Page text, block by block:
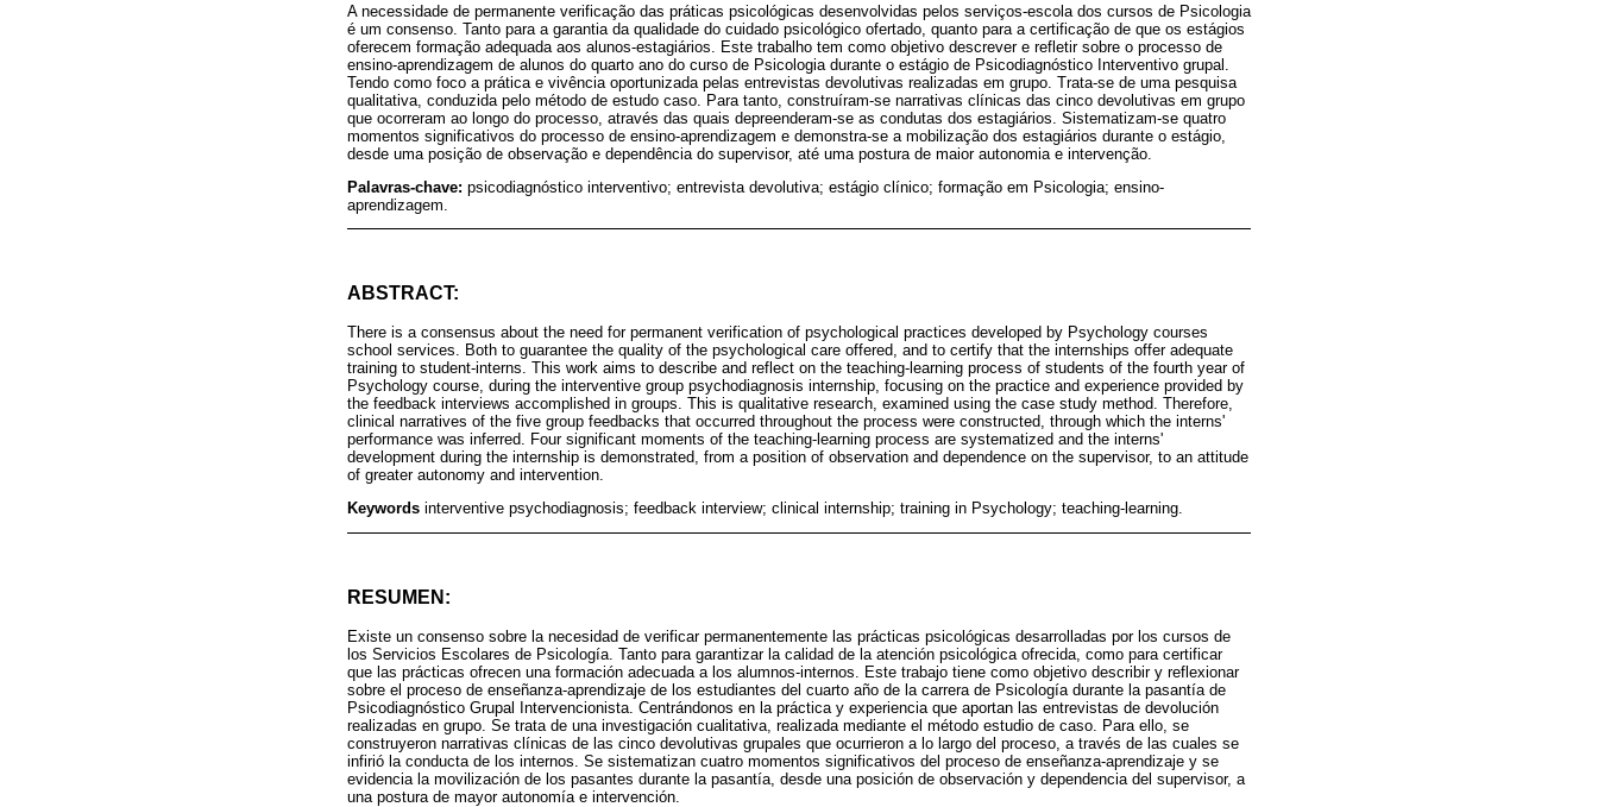
A necessidade de permanente verificação das práticas psicológicas desenvolvidas pelos serviços-escola dos cursos de Psicologia
é um consenso. Tanto para a garantia da qualidade do cuidado psicológico ofertado, quanto para a certificação de que os estágios
oferecem formação adequada aos alunos-estagiários. Este trabalho tem como objetivo descrever e refletir sobre o processo de
ensino-aprendizagem de alunos do quarto ano do curso de Psicologia durante o estágio de Psicodiagnóstico Interventivo grupal.
Tendo como foco a prática e vivência oportunizada pelas entrevistas devolutivas realizadas em grupo. Trata-se de uma pesquisa
qualitativa, conduzida pelo método de estudo caso. Para tanto, construíram-se narrativas clínicas das cinco devolutivas em grupo
que ocorreram ao longo do processo, através das quais depreenderam-se as condutas dos estagiários. Sistematizam-se quatro
momentos significativos do processo de ensino-aprendizagem e demonstra-se a mobilização dos estagiários durante o estágio,
desde uma posição de observação e dependência do supervisor, até uma postura de maior autonomia e intervenção.
Palavras-chave: psicodiagnóstico interventivo; entrevista devolutiva; estágio clínico; formação em Psicologia; ensino-
aprendizagem.
ABSTRACT:
There is a consensus about the need for permanent verification of psychological practices developed by Psychology courses
school services. Both to guarantee the quality of the psychological care offered, and to certify that the internships offer adequate
training to student-interns. This work aims to describe and reflect on the teaching-learning process of students of the fourth year of
Psychology course, during the interventive group psychodiagnosis internship, focusing on the practice and experience provided by
the feedback interviews accomplished in groups. This is qualitative research, examined using the case study method. Therefore,
clinical narratives of the five group feedbacks that occurred throughout the process were constructed, through which the interns'
performance was inferred. Four significant moments of the teaching-learning process are systematized and the interns'
development during the internship is demonstrated, from a position of observation and dependence on the supervisor, to an attitude
of greater autonomy and intervention.
Keywords interventive psychodiagnosis; feedback interview; clinical internship; training in Psychology; teaching-learning.
RESUMEN:
Existe un consenso sobre la necesidad de verificar permanentemente las prácticas psicológicas desarrolladas por los cursos de
los Servicios Escolares de Psicología. Tanto para garantizar la calidad de la atención psicológica ofrecida, como para certificar
que las prácticas ofrecen una formación adecuada a los alumnos-internos. Este trabajo tiene como objetivo describir y reflexionar
sobre el proceso de enseñanza-aprendizaje de los estudiantes del cuarto año de la carrera de Psicología durante la pasantía de
Psicodiagnóstico Grupal Intervencionista. Centrándonos en la práctica y experiencia que aportan las entrevistas de devolución
realizadas en grupo. Se trata de una investigación cualitativa, realizada mediante el método estudio de caso. Para ello, se
construyeron narrativas clínicas de las cinco devolutivas grupales que ocurrieron a lo largo del proceso, a través de las cuales se
infirió la conducta de los internos. Se sistematizan cuatro momentos significativos del proceso de enseñanza-aprendizaje y se
evidencia la movilización de los pasantes durante la pasantía, desde una posición de observación y dependencia del supervisor, a
una postura de mayor autonomía e intervención.